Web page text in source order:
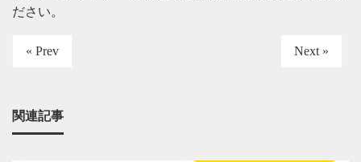
ださい。
« Prev Next »
関連記事